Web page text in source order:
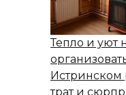
Тепло и уют
трат и